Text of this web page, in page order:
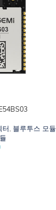
터, 블루투스 모듈